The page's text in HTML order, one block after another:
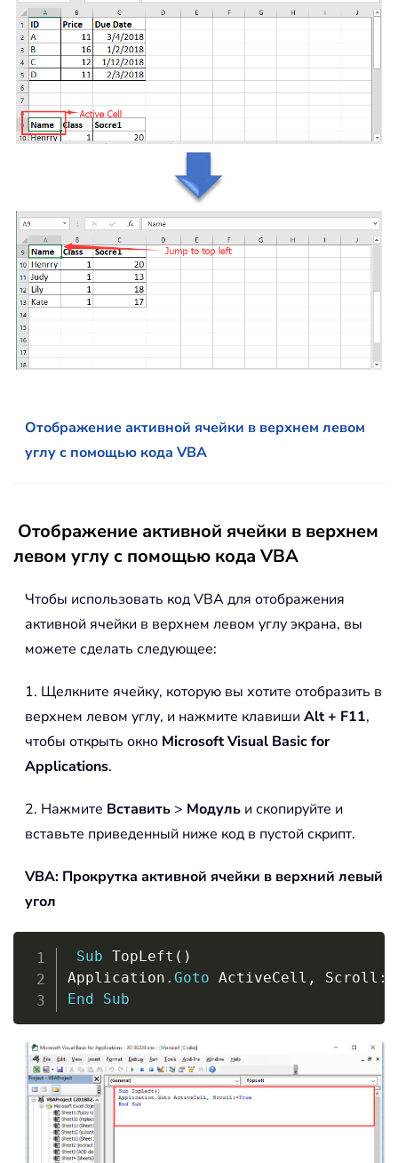
Отображение активной ячейки в верхнем левом
углу с помощью кода VBA
Отображение активной ячейки в верхнем
левом углу с помощью кода VBA
Чтобы использовать код VBA для отображения
активной ячейки в верхнем левом углу экрана, вы
можете сделать следующее:
1. Щелкните ячейку, которую вы хотите отобразить в
верхнем левом углу, и нажмите клавиши Alt + F11,
чтобы открыть окно Microsoft Visual Basic for
Applications.
2. Нажмите Вставить > Модуль и скопируйте и
вставьте приведенный ниже код в пустой скрипт.
VBA: Прокрутка активной ячейки в верхний левый
угол
Sub TopLeft ( )
Application . Goto ActiveCell , Scroll :
End
Sub